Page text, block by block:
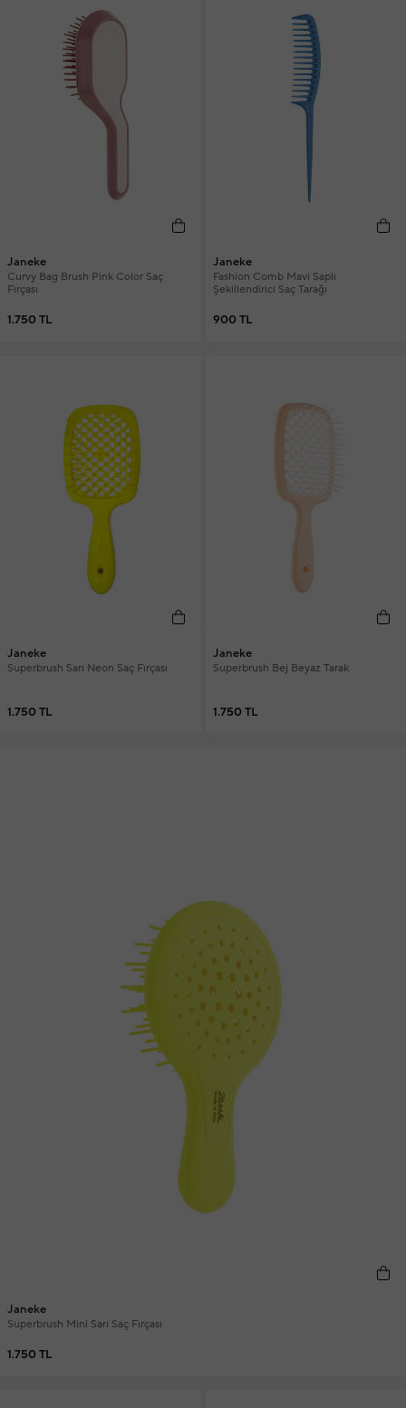
Janeke
Curvy Bag Brush Pink Color Saç
Fırçası
1.750 TL
Janeke
Fashion Comb Mavi Saplı
Şekillendirici Saç Tarağı
900 TL
Janeke
Superbrush Sarı Neon Saç Fırçası
1.750 TL
Janeke
Superbrush Bej Beyaz Tarak
1.750 TL
Janeke
Superbrush Mini Sarı Saç Fırçası
1.750 TL